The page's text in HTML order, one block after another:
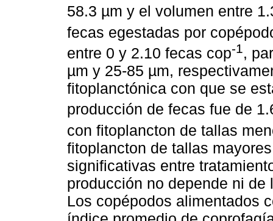
58.3 µm y el volumen entre
fecas egestadas por
entre 0 y 2.10 fecas cop-1,
µm y 25-85 µm,
fitoplanctónica con que se
producción de fecas fue de
con fitoplancton de tallas
fitoplancton de tallas
significativas entre
producción no depende ni
Los copépodos alimentados